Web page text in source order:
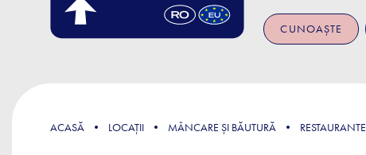
CUNOAȘTE
ACASĂ LOCAȚII MÂNCARE ȘI BĂUTURĂ RESTAURANTE